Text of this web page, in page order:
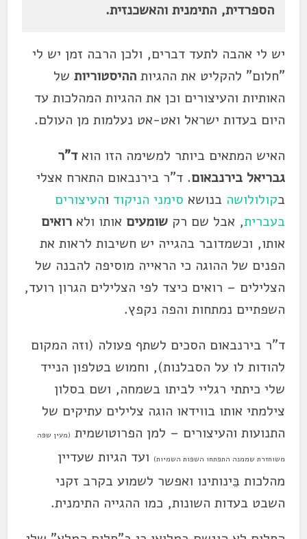
הספרדית, התימנית והאשכנזית.
יש לי אהבה לתעד דברים, ולכן הרבה זמן יש לי
"חלום" להקליט את ההגיותההיסטוריות של
האותיות והעיצורים וכן את ההגיות המהלכות עד
היום בעדות ישראל ואט-אט נעלמות מן העולם.
האיש המתאים ביותר למשימה הזו הואד"ר
גבריאל בירנבאום. ד"ר בירנבאום התארח אצלי
בקולולושה בנושא סימני הניקוד והעיצורים
בעברית, אבל שם רקשומעים אותו ולארואים
אותו, וכשמדובר בהגייה יש חשיבות לראות את
הפנים של ההוגה כי הראייה מוסיפה להבנה של
הצלילים – רואים כיצד לפי הצלילים הגרון רועד,
השפתיים נמתחות והפה נקפץ.
ד"ר בירנבאום הסכים לשתף פעולה (וזה המקום
להודות לו על הסבלנות), וחמוש בטלפון הנייד
שלי כיתתי רגליי לביתו בשמחה, ושם בסלון
צילמתי אותו בווידאו הוגה צלילים עתיקים של
התנועות והעיצורים – למן הפרוטושמית (מעין שפה
משוחזרת שממנה התפתחו השפות השמיות) ועד הגיות שעדיין
מהלכות בֵּינותינו ואפשר לשמוע בקרב זקני
השבט בעדות השונות, כמו ההגייה התימנית.